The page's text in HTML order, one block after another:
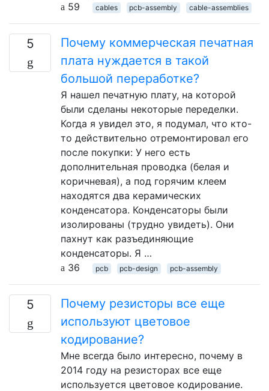
59
cables pcb-assembly cable-assemblies
5
Почему коммерческая печатная
плата нуждается в такой
большой переработке?
Я нашел печатную плату, на которой
были сделаны некоторые переделки.
Когда я увидел это, я подумал, что кто-
то действительно отремонтировал его
после покупки: У него есть
дополнительная проводка (белая и
коричневая), а под горячим клеем
находятся два керамических
конденсатора. Конденсаторы были
изолированы (трудно увидеть). Они
пахнут как разъединяющие
конденсаторы. Я …
36
pcb pcb-design pcb-assembly
5
Почему резисторы все еще
используют цветовое
кодирование?
Мне всегда было интересно, почему в
2014 году на резисторах все еще
используется цветовое кодирование.